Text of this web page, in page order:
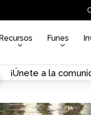
Funes
¡Únete a la